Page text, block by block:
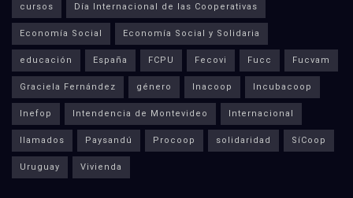
cursos Día Internacional de las Cooperativas
Economía Social Economía Social y Solidaria
educación España FCPU Fecovi Fucc Fucvam
Graciela Fernández género Inacoop Incubacoop
Inefop Intendencia de Montevideo Internacional
llamados Paysandú Procoop solidaridad SíCoop
Uruguay Vivienda